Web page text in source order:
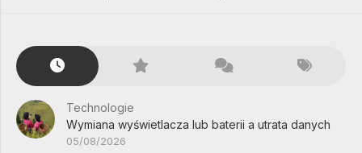
Technologie
Wymiana wyświetlacza lub baterii a utrata danych
05/08/2026